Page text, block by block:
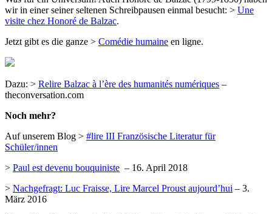
wir in einer seiner seltenen Schreibpausen einmal besucht: > Une
visite chez Honoré de Balzac.
Jetzt gibt es die ganze > Comédie humaine en ligne.
Dazu: > Relire Balzac à l’ère des humanités numériques –
theconversation.com
Noch mehr?
Auf unserem Blog > #lire III Französische Literatur für
Schüler/innen
> Paul est devenu bouquiniste – 16. April 2018
> Nachgefragt: Luc Fraisse, Lire Marcel Proust aujourd’hui – 3.
März 2016